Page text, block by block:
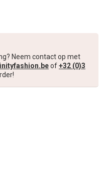
Neem contact op met
of+32 (0)3